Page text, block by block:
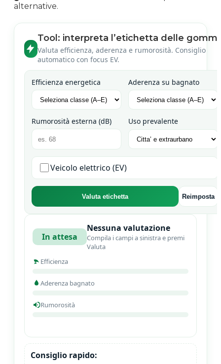
alternative.
Tool: interpreta l’etichetta delle
Valuta efficienza, aderenza e rumorosità. Consiglio
automatico con focus EV.
Efficienza energetica Aderenza su bagnato
Rumorosità esterna (dB) Uso prevalente
Veicolo elettrico (EV)
Valuta etichetta Reimposta
In attesa
Nessuna valutazione
Compila i campi a sinistra e premi
Valuta
Efficienza
Aderenza bagnato
Rumorosità
Consiglio rapido: